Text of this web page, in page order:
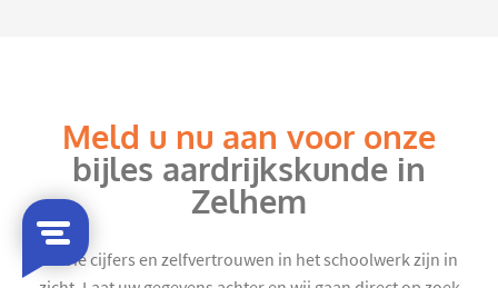
Meld u nu aan voor onze
bijles aardrijkskunde in
Zelhem
Mooie cijfers en zelfvertrouwen in het schoolwerk zijn in